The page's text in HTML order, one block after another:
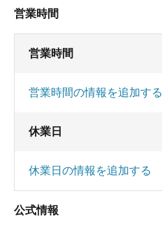
営業時間
営業時間
営業時間の情報を追加する
休業日
休業日の情報を追加する
公式情報